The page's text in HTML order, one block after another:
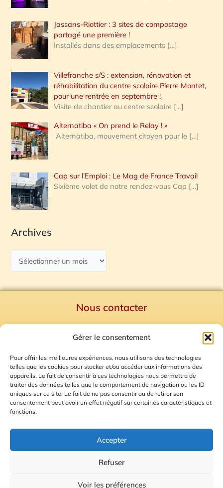
Gérer le consentement
Pour offrir les meilleures expériences, nous utilisons des technologies
telles que les cookies pour stocker et/ou accéder aux informations des
appareils. Le fait de consentir à ces technologies nous permettra de
traiter des données telles que le comportement de navigation ou les ID
uniques sur ce site. Le fait de ne pas consentir ou de retirer son
consentement peut avoir un effet négatif sur certaines caractéristiques et
fonctions.
Accepter
Refuser
Voir les préférences
Jassans-Riottier : 3 sites de compostage
partagé une première !
Installés dans des emplacements […]
Villefranche s/S : extension, rénovation et
réhabilitation du centre scolaire Pierre Montet,
pour une rentrée en septembre !
Visite de chantier au centre scolaire […]
Alternatiba « On prend le Relay ! »
Alternatiba, mouvement citoyen pour le […]
Cap sur l’Emploi : Le Mag de France Travail
Sixième volet de notre rendez-vous Cap […]
Archives
Nous contacter
Mentions Légales
Plan du site
Gestion des Cookies
© 2026 Radio Calade